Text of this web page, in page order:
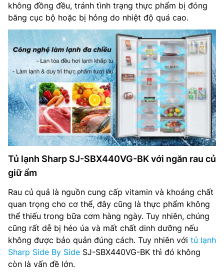
không đồng đều, tránh tình trạng thực phẩm bị đóng
băng cục bộ hoặc bị hỏng do nhiệt độ quá cao.
Tủ lạnh Sharp SJ-SBX440VG-BK với ngăn rau củ
giữ ẩm
Rau củ quả là nguồn cung cấp vitamin và khoáng chất
quan trọng cho cơ thể, đây cũng là thực phẩm không
thể thiếu trong bữa cơm hàng ngày. Tuy nhiên, chúng
cũng rất dễ bị héo úa và mất chất dinh dưỡng nếu
không được bảo quản đúng cách. Tuy nhiên với tủ lạnh
Sharp Side By Side SJ-SBX440VG-BK thì đó không
còn là vấn đề lớn.